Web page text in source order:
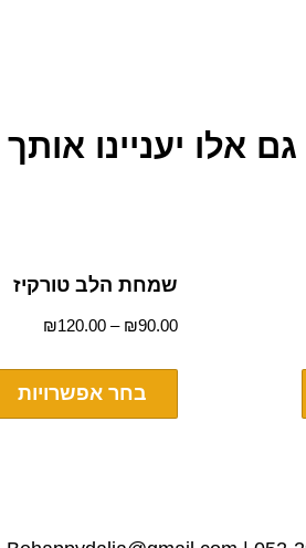
גם אלו יעניינו אותך
שמחת הלב טורקיז
₪90.00
–
₪120.00
בחר אפשרויות